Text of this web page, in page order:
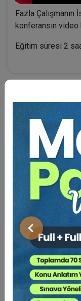
Önceki
Fazla
konferansın video
Eğitim süresi 2
BENZER
Video Eğitim
Tüketici